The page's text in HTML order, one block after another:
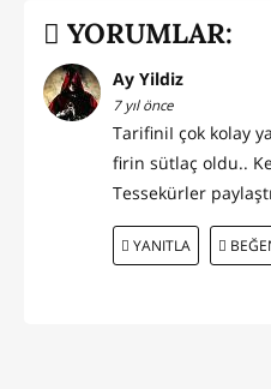
YORUMLAR:
Ay Yildiz
7 yıl önce
TarifiniI çok kolay
firin sütlaç oldu..
Tessekürler
YANITLA